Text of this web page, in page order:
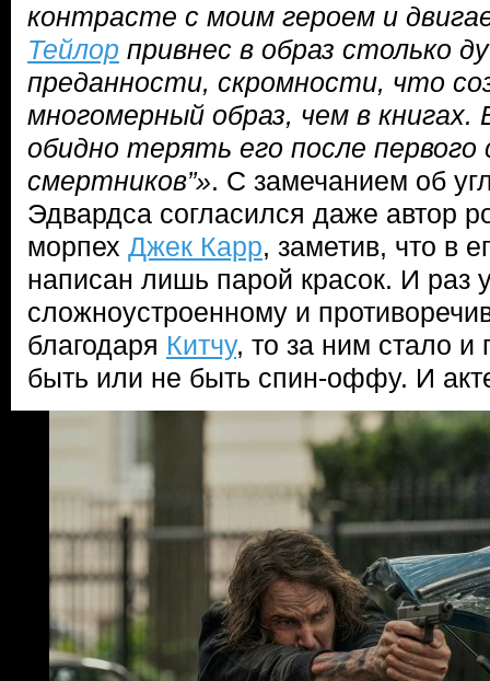
контрасте с моим героем и
Тейлор привнес в образ столько
преданности, скромности, что
многомерный образ, чем в
обидно терять его после первого
смертников”». С замечанием об
Эдвардса согласился даже автор
морпех Джек Карр, заметив, что в
написан лишь парой красок. И раз
сложноустроенному и
благодаря Китчу, то за ним стало и
быть или не быть спин-оффу. И